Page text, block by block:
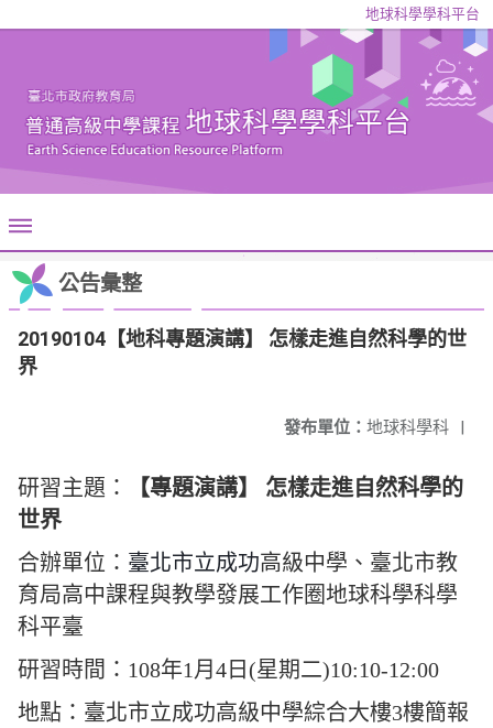
地球科學學科平台
公告彙整
20190104【地科專題演講】 怎樣走進自然科學的世
界
發布單位： 地球科學科 |
研習主題：
【專題演講】 怎樣走進自然科學的
世界
合辦單位： 臺北市立成功高級中學、 臺北市教
育局高中課程與教學發展工作圈地球科學科學
科平臺
研習時間：108年1月4日(星期二)10:10-12:00
地點：臺北市立成功高級中學綜合大樓3樓簡報